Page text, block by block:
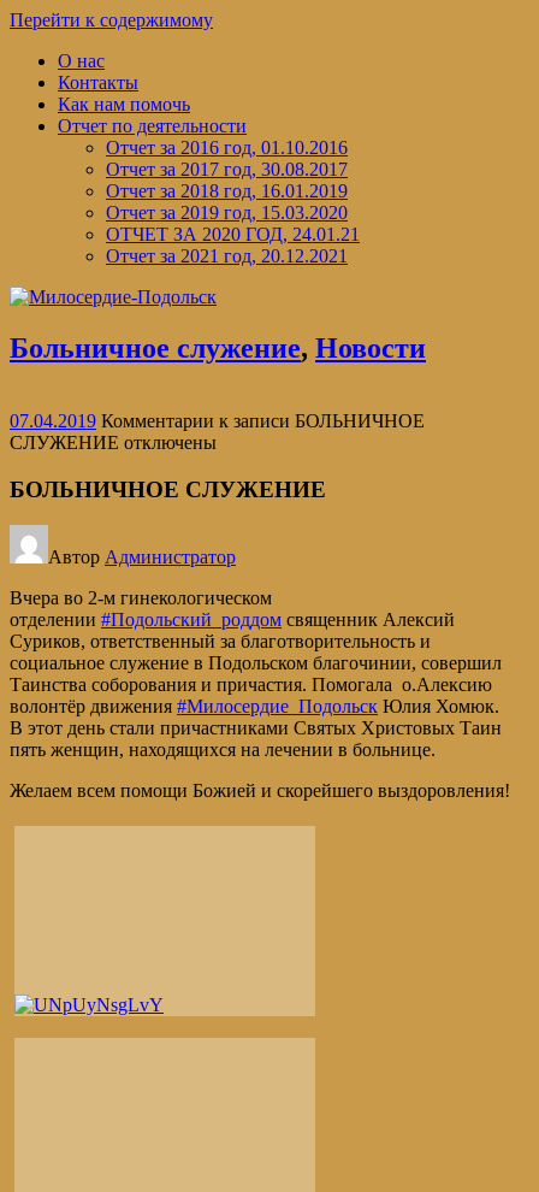
Перейти к содержимому
О нас
Контакты
Как нам помочь
Отчет по деятельности
Отчет за 2016 год, 01.10.2016
Отчет за 2017 год, 30.08.2017
Отчет за 2018 год, 16.01.2019
Отчет за 2019 год, 15.03.2020
ОТЧЕТ ЗА 2020 ГОД, 24.01.21
Отчет за 2021 год, 20.12.2021
Больничное служение, Новости
07.04.2019 Комментарии к записи БОЛЬНИЧНОЕ
СЛУЖЕНИЕ отключены
БОЛЬНИЧНОЕ СЛУЖЕНИЕ
Автор Администратор
Вчера во 2-м гинекологическом
отделении #Подольский_роддом священник Алексий
Суриков, ответственный за благотворительность и
социальное служение в Подольском благочинии, совершил
Таинства соборования и причастия. Помогала о.Алексию
волонтёр движения #Милосердие_Подольск Юлия Хомюк.
В этот день стали причастниками Святых Христовых Таин
пять женщин, находящихся на лечении в больнице.
Желаем всем помощи Божией и скорейшего выздоровления!